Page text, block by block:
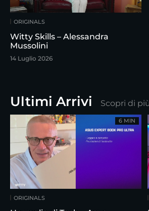
ORIGINALS
Witty Skills – Alessandra
Mussolini
14 Luglio 2026
Ultimi Arrivi Scopri di più
ORIGINALS
6 MIN